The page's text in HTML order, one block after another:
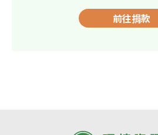
前往捐款